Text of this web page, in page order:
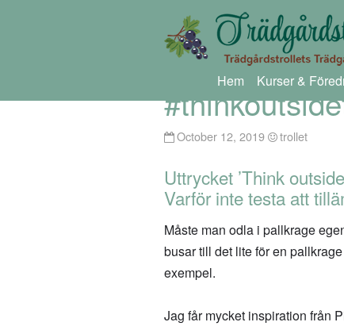
Hem Kurser &
October 12, 2019 trollet
Uttrycket ’Think
Varför inte testa att
Måste man odla i pallkrage
busar till det lite för en
exempel.
Jag får mycket inspiration från